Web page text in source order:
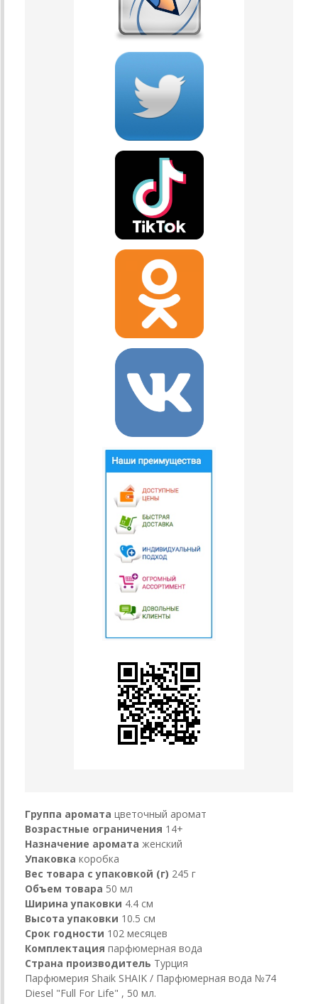
Группа аромата цветочный аромат
Возрастные ограничения 14+
Назначение аромата женский
Упаковка коробка
Вес товара с упаковкой (г) 245 г
Объем товара 50 мл
Ширина упаковки 4.4 см
Высота упаковки 10.5 см
Срок годности 102 месяцев
Комплектация парфюмерная вода
Страна производитель Турция
Парфюмерия Shaik SHAIK / Парфюмерная вода №74
Diesel "Full For Life" , 50 мл.